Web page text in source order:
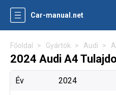
Car-manual.net
Főoldal Gyártók Audi
2024 Audi A4
Év 2024